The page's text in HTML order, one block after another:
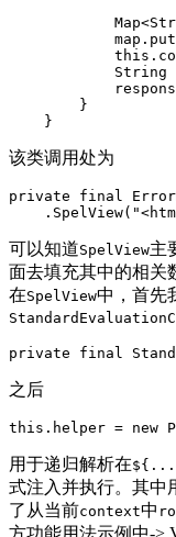
String
        }
    }
该类调用处为
private final
可以知道SpelView主
面去填充其中的相关
在SpelView中，首先
private final
之后
this.helper = new
用于递归解析在
式注入并执行。其中
了从当前context中